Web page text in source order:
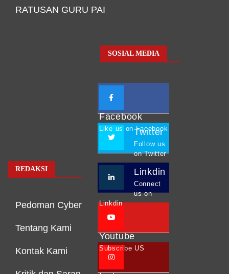
RATUSAN GURU PAI
REDAKSI
Pedoman Cyber
Tentang Kami
Kontak Kami
SOSIAL MEDIA
Facebook
Like us on Facebook
Twitter
Follow us
on Twitter
Linkdin
Connect
us on
Linkdin
Youtube
Subscribe US